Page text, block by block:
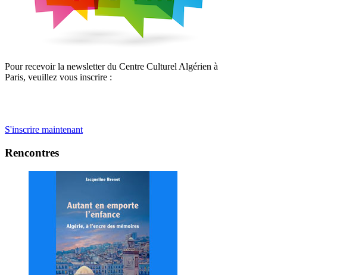
Pour recevoir la newsletter du Centre Culturel Algérien à
Paris, veuillez vous inscrire :
S'inscrire maintenant
Rencontres